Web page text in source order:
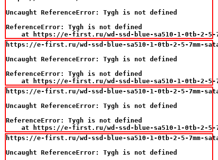
Uncaught ReferenceError: Tygh is not defined
ReferenceError: Tygh is not defined
at https://e-first.ru/wd-ssd-blue-sa510-1-0tb-2-
https://e-first.ru/wd-ssd-blue-sa510-1-0tb-2-5-7mm-
Uncaught ReferenceError: Tygh is not defined
ReferenceError: Tygh is not defined
at https://e-first.ru/wd-ssd-blue-sa510-1-0tb-2-
https://e-first.ru/wd-ssd-blue-sa510-1-0tb-2-5-7mm-
Uncaught ReferenceError: Tygh is not defined
ReferenceError: Tygh is not defined
at https://e-first.ru/wd-ssd-blue-sa510-1-0tb-2-
https://e-first.ru/wd-ssd-blue-sa510-1-0tb-2-5-7mm-
Uncaught ReferenceError: Tygh is not defined